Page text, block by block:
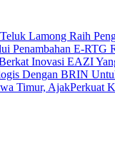
Lamong Raih
Penambahan E-RTG
Inovasi EAZI
Dengan BRIN
Timur, AjakPerkuat